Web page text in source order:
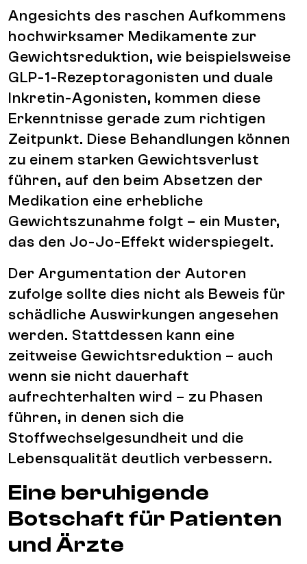
Angesichts des raschen Aufkommens
hochwirksamer Medikamente zur
Gewichtsreduktion, wie beispielsweise
GLP-1-Rezeptoragonisten und duale
Inkretin-Agonisten, kommen diese
Erkenntnisse gerade zum richtigen
Zeitpunkt. Diese Behandlungen können
zu einem starken Gewichtsverlust
führen, auf den beim Absetzen der
Medikation eine erhebliche
Gewichtszunahme folgt – ein Muster,
das den Jo-Jo-Effekt widerspiegelt.
Der Argumentation der Autoren
zufolge sollte dies nicht als Beweis für
schädliche Auswirkungen angesehen
werden. Stattdessen kann eine
zeitweise Gewichtsreduktion – auch
wenn sie nicht dauerhaft
aufrechterhalten wird – zu Phasen
führen, in denen sich die
Stoffwechselgesundheit und die
Lebensqualität deutlich verbessern.
Eine beruhigende
Botschaft für Patienten
und Ärzte